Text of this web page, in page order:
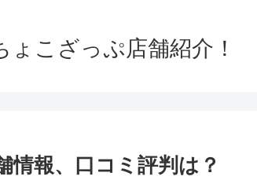
ょこざっぷ店舗紹介！
情報、口コミ評判は？